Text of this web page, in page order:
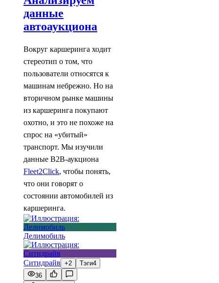
данные
автоаукциона
Вокруг каршеринга ходит
стереотип о том, что
пользователи относятся к
машинам небрежно. Но на
вторичном рынке машины
из каршеринга покупают
охотно, и это не похоже на
спрос на «убитый»
транспорт. Мы изучили
данные B2B-аукциона
Fleet2Click, чтобы понять,
что они говорят о
состоянии автомобилей из
каршеринга.
Делимобиль
Ситидрайв +2 Тэги4
36